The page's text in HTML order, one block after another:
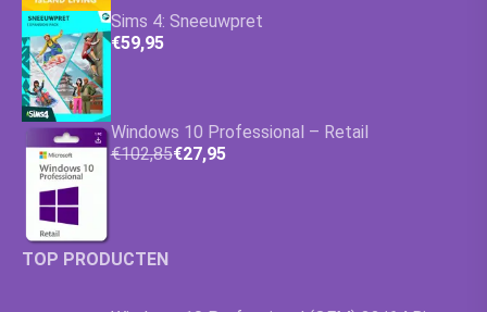
Sims 4: Sneeuwpret
€59,95
Windows 10 Professional – Retail
€102,85€27,95
TOP PRODUCTEN